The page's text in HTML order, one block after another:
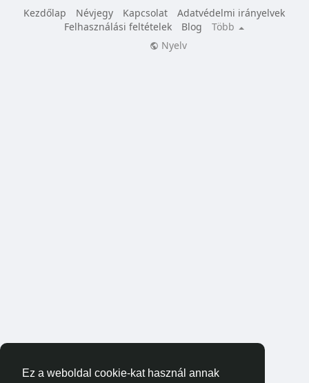
Ez a weboldal cookie-kat használ annak
Kezdőlap
Névjegy Kapcsolat
Adatvédelmi irányelvek
Felhasználási feltételek
Blog
Több
Nyelv